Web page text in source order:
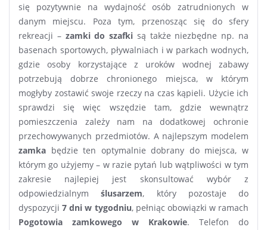
się pozytywnie na wydajność osób zatrudnionych w
danym miejscu. Poza tym, przenosząc się do sfery
rekreacji – zamki do szafki są także niezbędne np. na
basenach sportowych, pływalniach i w parkach wodnych,
gdzie osoby korzystające z uroków wodnej zabawy
potrzebują dobrze chronionego miejsca, w którym
mogłyby zostawić swoje rzeczy na czas kąpieli. Użycie ich
sprawdzi się więc wszędzie tam, gdzie wewnątrz
pomieszczenia zależy nam na dodatkowej ochronie
przechowywanych przedmiotów. A najlepszym modelem
zamka będzie ten optymalnie dobrany do miejsca, w
którym go użyjemy – w razie pytań lub wątpliwości w tym
zakresie najlepiej jest skonsultować wybór z
odpowiedzialnymślusarzem, który pozostaje do
dyspozycji7 dni w tygodniu, pełniąc obowiązki w ramach
Pogotowia zamkowego w Krakowie. Telefon do